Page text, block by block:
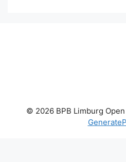
© 2026 BPB Limburg